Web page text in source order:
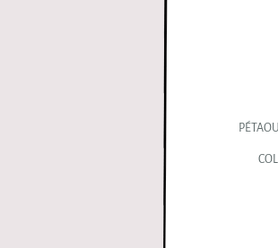
i
r
q
u
e